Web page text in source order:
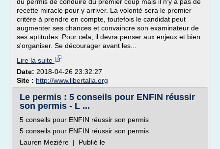
recette miracle pour y arriver. La volonté sera le premier
critère à prendre en compte, toutefois le candidat peut
augmenter ses chances et convaincre son examinateur de
ses aptitudes. Pour cela, il devra penser aux enjeux et bien
s'organiser. Se décourager avant les...
Lire la suite
Date: 2018-04-26 23:32:27
Site : http://www.libertalia.org
Le permis : 5 conseils pour ENFIN réussir
son permis - L ...
5 conseils pour ENFIN réussir son permis
5 conseils pour ENFIN réussir son permis
Lauren Mezière | Publié le